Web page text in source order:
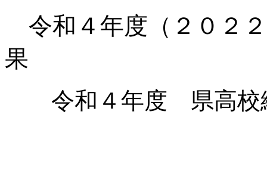
令和４年度（２０
果
令和４年度 県高